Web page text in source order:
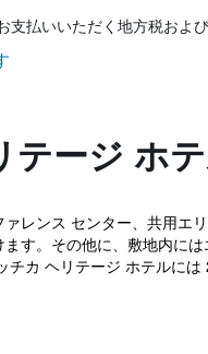
払いいただく地方税およ
テージ ホ
レンス センター、共用エ
す。その他に、敷地内に
チカ ヘリテージ ホテルに